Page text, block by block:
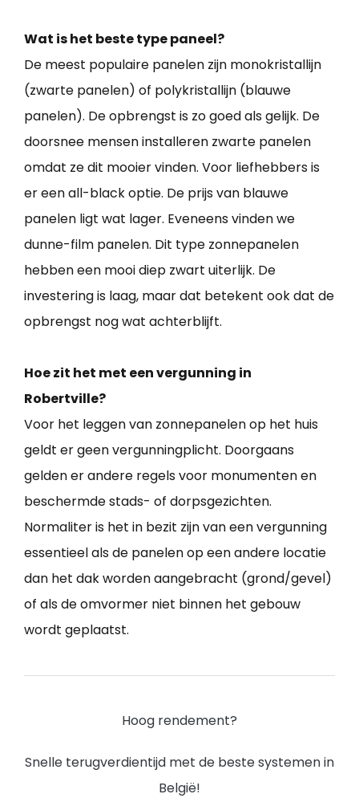
Wat is het beste type paneel?
De meest populaire panelen zijn monokristallijn
(zwarte panelen) of polykristallijn (blauwe
panelen). De opbrengst is zo goed als gelijk. De
doorsnee mensen installeren zwarte panelen
omdat ze dit mooier vinden. Voor liefhebbers is
er een all-black optie. De prijs van blauwe
panelen ligt wat lager. Eveneens vinden we
dunne-film panelen. Dit type zonnepanelen
hebben een mooi diep zwart uiterlijk. De
investering is laag, maar dat betekent ook dat de
opbrengst nog wat achterblijft.
Hoe zit het met een vergunning in
Robertville?
Voor het leggen van zonnepanelen op het huis
geldt er geen vergunningplicht. Doorgaans
gelden er andere regels voor monumenten en
beschermde stads- of dorpsgezichten.
Normaliter is het in bezit zijn van een vergunning
essentieel als de panelen op een andere locatie
dan het dak worden aangebracht (grond/gevel)
of als de omvormer niet binnen het gebouw
wordt geplaatst.
Hoog rendement?
Snelle terugverdientijd met de beste systemen in
België!